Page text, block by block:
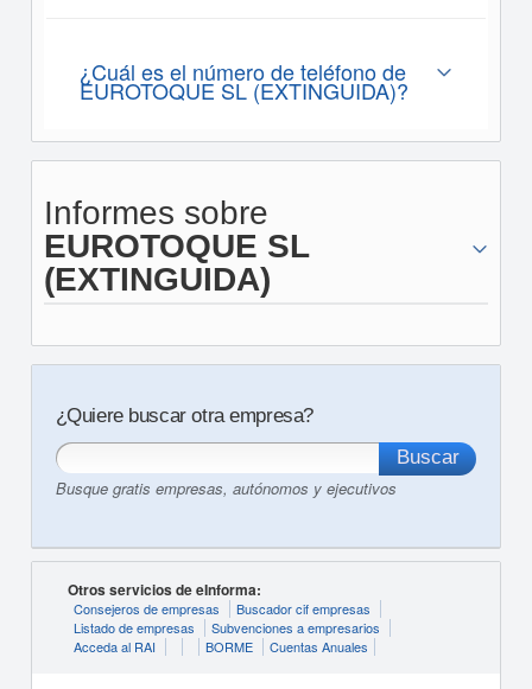
¿Cuál es el número de teléfono de
EUROTOQUE SL (EXTINGUIDA)?
Informes sobre
EUROTOQUE SL
(EXTINGUIDA)
¿Quiere buscar otra empresa?
Busque gratis empresas, autónomos y ejecutivos
Otros servicios de eInforma:
Consejeros de empresas
Buscador cif empresas
Listado de empresas
Subvenciones a empresarios
Acceda al RAI
BORME Cuentas Anuales